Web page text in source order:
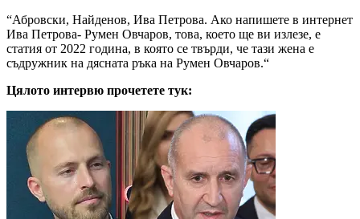
“Абровски, Найденов, Ива Петрова. Ако напишете в интернет
Ива Петрова- Румен Овчаров, това, което ще ви излезе, е
статия от 2022 година, в която се твърди, че тази жена е
съдружник на дясната ръка на Румен Овчаров.“
Цялото интервю прочетете тук: